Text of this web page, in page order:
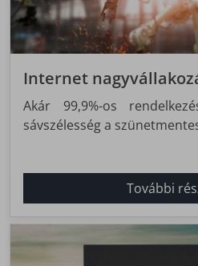
Internet
Akár 99,9%-os
sávszélesség a
További